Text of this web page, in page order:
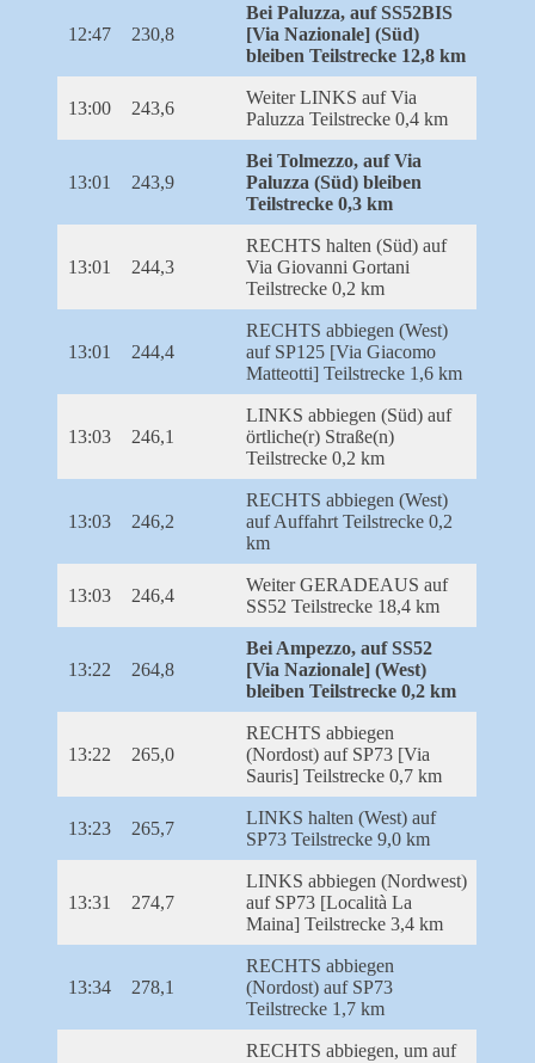
12:47 230,8
Bei Paluzza, auf SS52BIS
[Via Nazionale] (Süd)
bleiben Teilstrecke 12,8 km
13:00 243,6
Weiter LINKS auf Via
Paluzza Teilstrecke 0,4 km
13:01 243,9
Bei Tolmezzo, auf Via
Paluzza (Süd) bleiben
Teilstrecke 0,3 km
13:01 244,3
RECHTS halten (Süd) auf
Via Giovanni Gortani
Teilstrecke 0,2 km
13:01 244,4
RECHTS abbiegen (West)
auf SP125 [Via Giacomo
Matteotti] Teilstrecke 1,6 km
13:03 246,1
LINKS abbiegen (Süd) auf
örtliche(r) Straße(n)
Teilstrecke 0,2 km
13:03 246,2
RECHTS abbiegen (West)
auf Auffahrt Teilstrecke 0,2
km
13:03 246,4
Weiter GERADEAUS auf
SS52 Teilstrecke 18,4 km
13:22 264,8
Bei Ampezzo, auf SS52
[Via Nazionale] (West)
bleiben Teilstrecke 0,2 km
13:22 265,0
RECHTS abbiegen
(Nordost) auf SP73 [Via
Sauris] Teilstrecke 0,7 km
13:23 265,7
LINKS halten (West) auf
SP73 Teilstrecke 9,0 km
13:31 274,7
LINKS abbiegen (Nordwest)
auf SP73 [Località La
Maina] Teilstrecke 3,4 km
13:34 278,1
RECHTS abbiegen
(Nordost) auf SP73
Teilstrecke 1,7 km
RECHTS abbiegen, um auf